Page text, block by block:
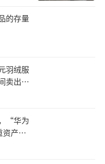
药行业开始流行“大
云山、东阿阿胶都
原地踏步，没有太好
；归母净利润由0.8
增速远不及其他中药
的存量
羽绒服
卖出超
“华为
产考